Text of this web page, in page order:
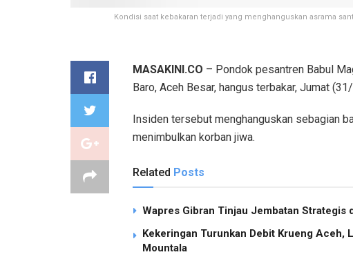
Kondisi saat kebakaran terjadi yang menghanguskan asrama
MASAKINI.CO – Pondok pesantren Babul
Baro, Aceh Besar, hangus terbakar, Jumat
Insiden tersebut menghanguskan sebagian
menimbulkan korban jiwa.
Related Posts
Wapres Gibran Tinjau Jembatan Strategis
Kekeringan Turunkan Debit Krueng Aceh,
Mountala